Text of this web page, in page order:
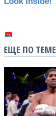
ЕЩЕ ПО ТЕМЕ